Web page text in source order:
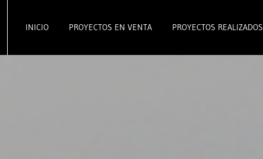
INICIO PROYECTOS EN VENTA PROYECTOS REALIZADOS